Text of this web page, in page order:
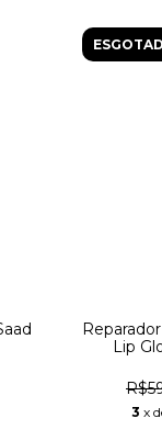
Lip
3 x